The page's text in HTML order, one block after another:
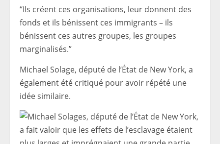
“Ils créent ces organisations, leur donnent des
fonds et ils bénissent ces immigrants – ils
bénissent ces autres groupes, les groupes
marginalisés.”
Michael Solage, député de l’État de New York, a
également été critiqué pour avoir répété une
idée similaire.